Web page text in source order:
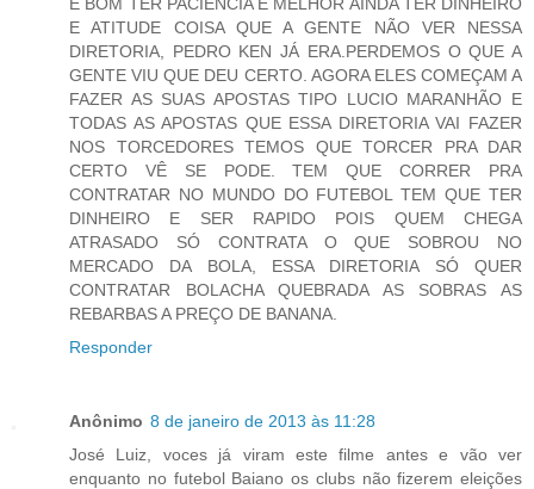
E ATITUDE COISA QUE A GENTE NÃO VER NESSA
DIRETORIA, PEDRO KEN JÁ ERA.PERDEMOS O QUE A
GENTE VIU QUE DEU CERTO. AGORA ELES COMEÇAM A
FAZER AS SUAS APOSTAS TIPO LUCIO MARANHÃO E
TODAS AS APOSTAS QUE ESSA DIRETORIA VAI FAZER
NOS TORCEDORES TEMOS QUE TORCER PRA DAR
CERTO VÊ SE PODE. TEM QUE CORRER PRA
CONTRATAR NO MUNDO DO FUTEBOL TEM QUE TER
DINHEIRO E SER RAPIDO POIS QUEM CHEGA
ATRASADO SÓ CONTRATA O QUE SOBROU NO
MERCADO DA BOLA, ESSA DIRETORIA SÓ QUER
CONTRATAR BOLACHA QUEBRADA AS SOBRAS AS
REBARBAS A PREÇO DE BANANA.
Responder
Anônimo 8 de janeiro de 2013 às 11:28
José Luiz, voces já viram este filme antes e vão ver
enquanto no futebol Baiano os clubs não fizerem eleições